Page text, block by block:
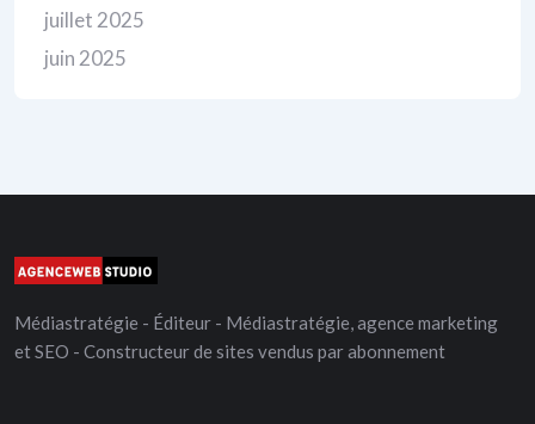
juillet 2025
juin 2025
Médiastratégie - Éditeur - Médiastratégie, agence marketing
et SEO - Constructeur de sites vendus par abonnement